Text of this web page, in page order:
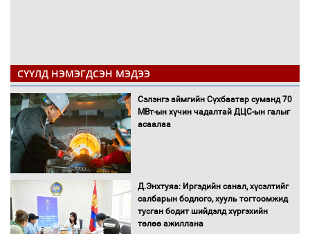
СҮҮЛД НЭМЭГДСЭН МЭДЭЭ
Сэлэнгэ аймгийн Сүхбаатар суманд 70
МВт-ын хүчин чадалтай ДЦС-ын галыг
асаалаа
Д.Энхтуяа: Иргэдийн санал, хүсэлтийг
салбарын бодлого, хууль тогтоомжид
тусган бодит шийдэлд хүргэхийн
төлөө ажиллана